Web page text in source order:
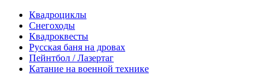
Квадроциклы
Снегоходы
Квадроквесты
Русская баня на дровах
Пейнтбол / Лазертаг
Катание на военной технике